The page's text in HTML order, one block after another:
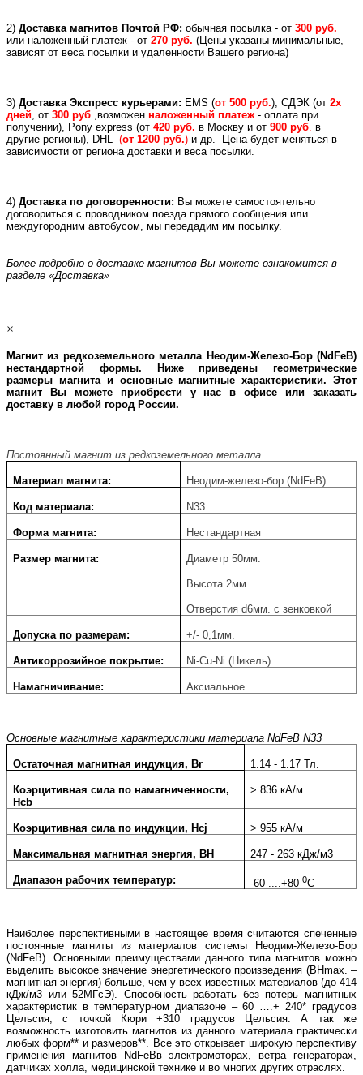
2) Доставка магнитов Почтой РФ: обычная посылка - от 300 руб.
или наложенный платеж - от 270 руб. (Цены указаны минимальные,
зависят от веса посылки и удаленности Вашего региона)
3) Доставка Экспресс курьерами: EMS (от 500 руб.), СДЭК (от 2х
дней, от 300 руб.,возможен наложенный платеж- оплата при
получении), Pony express (от 420 руб. в Москву и от 900 руб. в
другие регионы), DHL (от 1200 руб.) и др.
Цена будет меняться в
зависимости от региона доставки и веса посылки.
4) Доставка по договоренности: Вы можете самостоятельно
договориться с проводником поезда прямого сообщения или
междугородним автобусом, мы передадим им посылку.
Более подробно о доставке магнитов Вы можете ознакомится в
разделе «Доставка»
×
Магнит из редкоземельного металла Неодим-Железо-Бор (NdFeB)
нестандартной формы. Ниже приведены геометрические
размеры магнита и основные магнитные характеристики. Этот
магнит Вы можете приобрести у нас в офисе или заказать
доставку в любой город России.
Постоянный магнит из редкоземельного металла
Материал магнита: Неодим-железо-бор (NdFeB)
Код материала: N33
Форма магнита: Нестандартная
Размер магнита: Диаметр 50мм.
Высота 2мм.
Отверстия d6мм. с зенковкой
Допуска по размерам: +/- 0,1мм.
Антикоррозийное покрытие: Ni-Cu-Ni (Никель).
Намагничивание: Аксиальное
Основные магнитные характеристики материала NdFeB N33
Остаточная магнитная индукция, Br 1.14 - 1.17 Тл.
Коэрцитивная сила по намагниченности,
Hcb
> 836 кА/м
Коэрцитивная сила по индукции, Hcj > 955 кА/м
Максимальная магнитная энергия, BH 247 - 263 кДж/м3
Диапазон рабочих температур: -60 ....+800С
Наиболее перспективными в настоящее время считаются спеченные
постоянные магниты из материалов системы Неодим-Железо-Бор
(NdFeB). Основными преимуществами данного типа магнитов можно
выделить высокое значение энергетического произведения (BHmax. –
магнитная энергия) больше, чем у всех известных материалов (до 414
кДж/м3 или 52МГсЭ). Способность работать без потерь магнитных
характеристик в температурном диапазоне – 60 ….+ 240* градусов
Цельсия, с точкой Кюри +310 градусов Цельсия. А так же
возможность изготовить магнитов из данного материала практически
любых форм** и размеров**. Все это открывает широкую перспективу
применения магнитов
NdFeBв электромоторах, ветра генераторах,
датчиках холла, медицинской технике и во многих других отраслях.